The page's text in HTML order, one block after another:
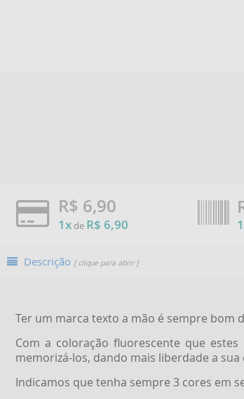
R$ 6,90
1x de R$ 6,90
Descrição [ clique para abrir ]
Ter um marca texto a mão é sempre bom
Com a coloração fluorescente que
memorizá-los, dando mais liberdade a sua
Indicamos que tenha sempre 3 cores em